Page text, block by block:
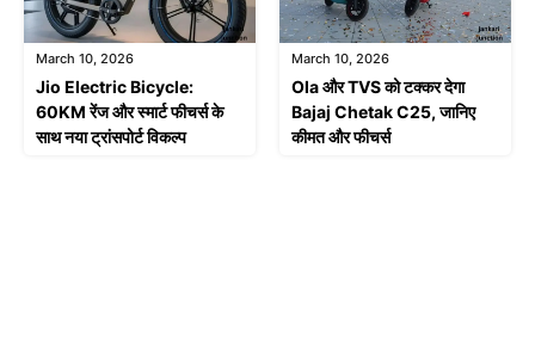
March 10, 2026
Jio Electric Bicycle:
60KM रेंज और स्मार्ट फीचर्स के
साथ नया ट्रांसपोर्ट विकल्प
March 10, 2026
Ola और TVS को टक्कर देगा
Bajaj Chetak C25, जानिए
कीमत और फीचर्स